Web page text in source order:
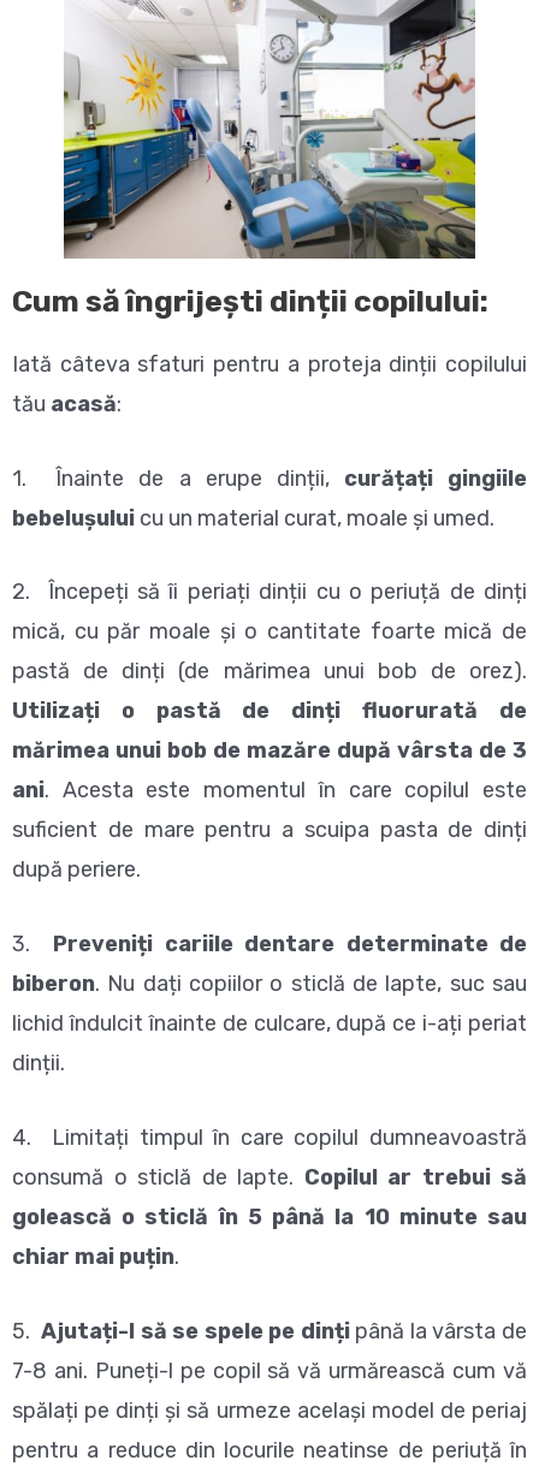
Cum să îngrijești dinții copilului:
Iată câteva sfaturi pentru a proteja dinții copilului
tău acasă:
1. Înainte de a erupe dinții, curățați gingiile
bebelușului cu un material curat, moale și umed.
2. Începeți să îi periați dinții cu o periuță de dinți
mică, cu păr moale și o cantitate foarte mică de
pastă de dinți (de mărimea unui bob de orez).
Utilizați o pastă de dinți fluorurată de
mărimea unui bob de mazăre după vârsta de 3
ani. Acesta este momentul în care copilul este
suficient de mare pentru a scuipa pasta de dinți
după periere.
3. Preveniți cariile dentare determinate de
biberon. Nu dați copiilor o sticlă de lapte, suc sau
lichid îndulcit înainte de culcare, după ce i-ați periat
dinții.
4. Limitați timpul în care copilul dumneavoastră
consumă o sticlă de lapte. Copilul ar trebui să
golească o sticlă în 5 până la 10 minute sau
chiar mai puțin.
5.Ajutați-l să se spele pe dințipână la vârsta de
7-8 ani. Puneți-l pe copil să vă urmărească cum vă
spălați pe dinți și să urmeze același model de periaj
pentru a reduce din locurile neatinse de periuță în